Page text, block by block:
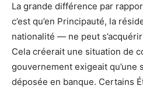
La grande différence par
c’est qu’en Principauté, la
nationalité — ne peut
Cela créerait une situation de
gouvernement exigeait qu’une
déposée en banque. Certains